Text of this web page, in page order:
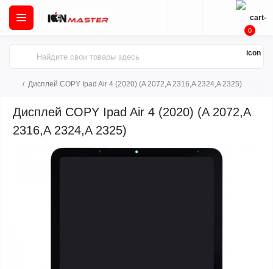
0
Дисплей COPY Ipad Air 4 (2020) (A 2072,A 2316,A 2324,A 2325)
Дисплей COPY Ipad Air 4 (2020) (A 2072,A
2316,A 2324,A 2325)